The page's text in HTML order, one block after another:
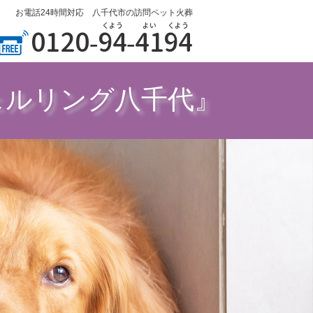
お電話24時間対応 八千代市の訪問ペット火葬
0120-94
くよう -41
よい 94
くよう
リング八千代』